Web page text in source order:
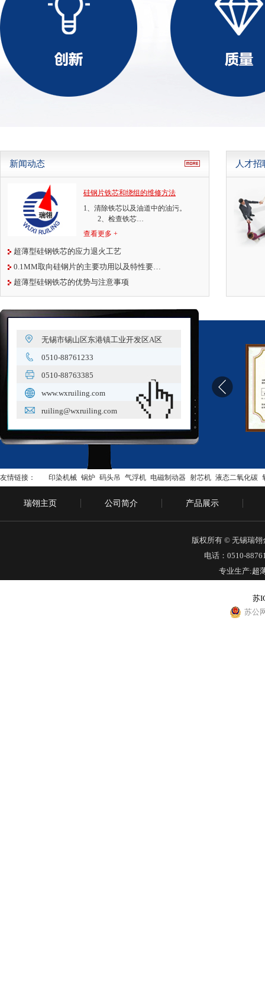
新闻动态
硅钢片铁芯和绕组的维修方法
1、清除铁芯以及油道中的油污。
2、检查铁芯…
查看更多 +
超薄型硅钢铁芯的应力退火工艺
0.1MM取向硅钢片的主要功用以及特性要…
超薄型硅钢铁芯的优势与注意事项
人才招
无锡市锡山区东港镇工业开发区A区
0510-88761233
0510-88763385
www.wxruiling.com
ruiling@wxruiling.com
友情链接： 印染机械 锅炉 码头吊 气浮机 电磁制动器 射芯机 液态二氧化碳
瑞翎主页 公司简介 产品展示
版权所有 © 无锡瑞
电话：0510-
专业生产:超
苏
苏公